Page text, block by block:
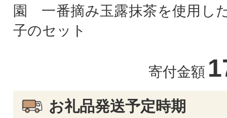
園 一番摘み玉露抹茶を使用し
子のセット
寄付金額
お礼品発送予定時期